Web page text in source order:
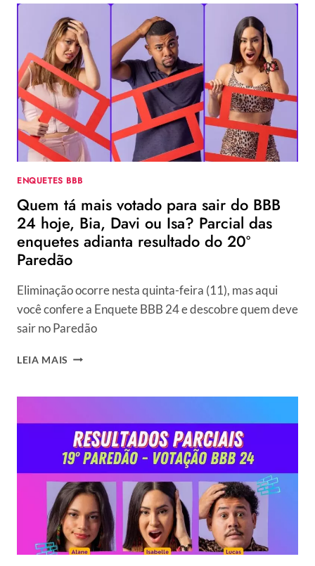
UOL
ATUALIZADA:
PARCIAL
DA
ENQUETE
MOSTRA
COMO
ESTÁ
A
VOTAÇÃO
DO
PAREDÃO
ENQUETES BBB
Quem tá mais votado para sair do BBB
24 hoje, Bia, Davi ou Isa? Parcial das
enquetes adianta resultado do 20º
Paredão
Eliminação ocorre nesta quinta-feira (11), mas aqui
você confere a Enquete BBB 24 e descobre quem deve
sair no Paredão
LEIA MAIS QUEM
VOTADO
SAIR
DO
BBB
24
HOJE,
BIA,
DAVI
OU
ISA?